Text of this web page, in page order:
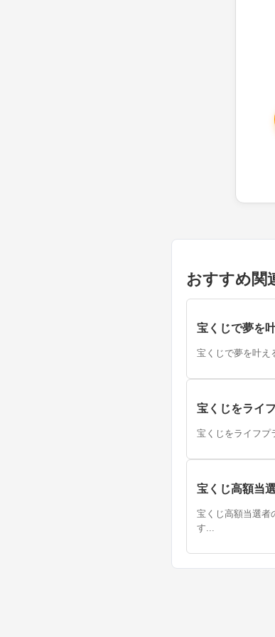
おすすめ関
宝くじで夢を
宝くじで夢を叶え
宝くじをライ
宝くじをライフプ
宝くじ高額当
宝くじ高額当選者
す...